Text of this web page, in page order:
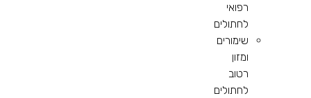
רפואי
לחתולים
שימורים
ומזון
רטוב
לחתולים